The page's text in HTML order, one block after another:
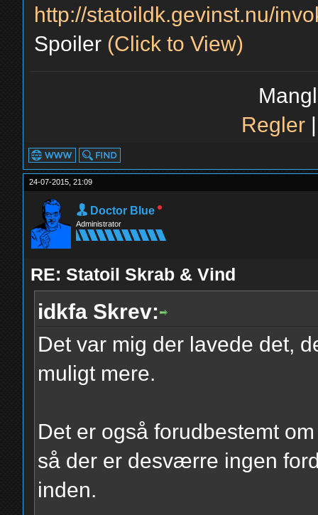
http://statoildk.gevinst.nu/
Spoiler (Click to View)
Regler
24-07-2015, 21:09
Doctor Blue
Administrator
RE: Statoil Skrab & Vind
idkfa Skrev:
Det var mig der lavede det,
muligt mere.
Det er også forudbestemt
så der er desværre ingen
inden.